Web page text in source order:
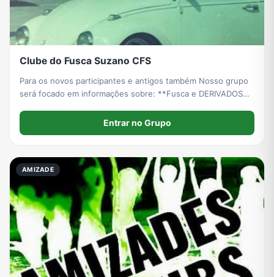
Clube do Fusca Suzano CFS
Para os novos participantes e antigos também Nosso grupo
será focado em informações sobre: **Fusca e DERIVADOS
vendas e procedênciaEntrar no Grupo
AMIZADE